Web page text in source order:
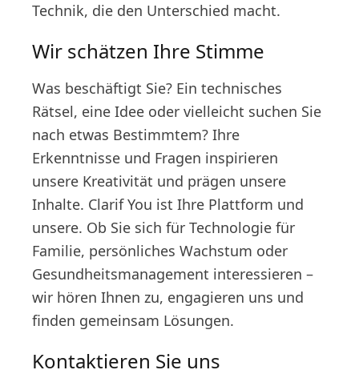
Technik, die den Unterschied macht.
Wir schätzen Ihre Stimme
Was beschäftigt Sie? Ein technisches
Rätsel, eine Idee oder vielleicht suchen Sie
nach etwas Bestimmtem? Ihre
Erkenntnisse und Fragen inspirieren
unsere Kreativität und prägen unsere
Inhalte. Clarif You ist Ihre Plattform und
unsere. Ob Sie sich für Technologie für
Familie, persönliches Wachstum oder
Gesundheitsmanagement interessieren –
wir hören Ihnen zu, engagieren uns und
finden gemeinsam Lösungen.
Kontaktieren Sie uns